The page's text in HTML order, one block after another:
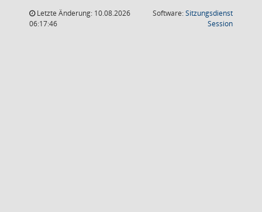
Letzte Änderung: 10.08.2026
06:17:46
Software:Sitzungsdienst
Session(Wird in